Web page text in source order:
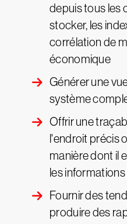
depuis tous les
stocker, les
corrélation de
économique
Générer une
système
Offrir une
l'endroit précis
manière dont il
les
Fournir des
produire des